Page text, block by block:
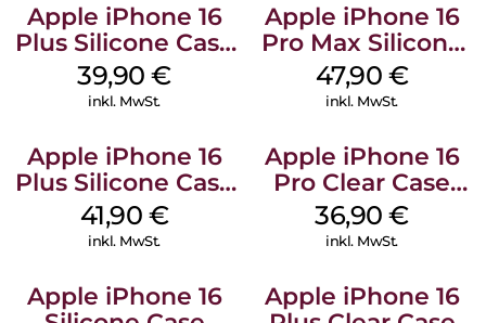
Apple iPhone 16
Plus Silicone Case
MagSafe Plum
39,90€
inkl. MwSt.
Apple iPhone 16
Pro Max Silicone
Case MagSafe
Black
47,90 €
inkl. MwSt.
Apple iPhone 16
Plus Silicone Case
MagSafe Stone
Gray
41,90 €
inkl. MwSt.
Apple iPhone 16
Pro Clear Case
MagSafe
Transparent
36,90€
inkl. MwSt.
Apple iPhone 16
Apple iPhone 16